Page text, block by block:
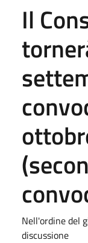
Il
Nell'ordine del
discussione